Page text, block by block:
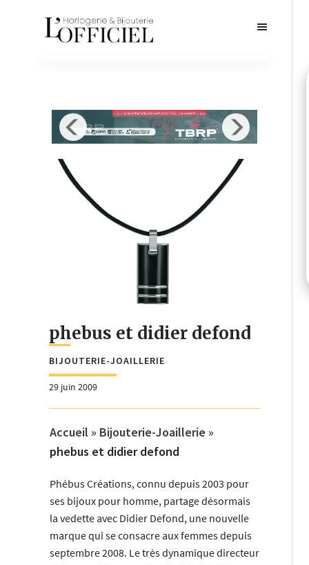
phebus et didier defond
BIJOUTERIE-JOAILLERIE
29 juin 2009
Accueil » Bijouterie-Joaillerie »
phebus et didier defond
Phébus Créations, connu depuis 2003 pour
ses bijoux pour homme, partage désormais
la vedette avec Didier Defond, une nouvelle
marque qui se consacre aux femmes depuis
septembre 2008. Le très dynamique directeur